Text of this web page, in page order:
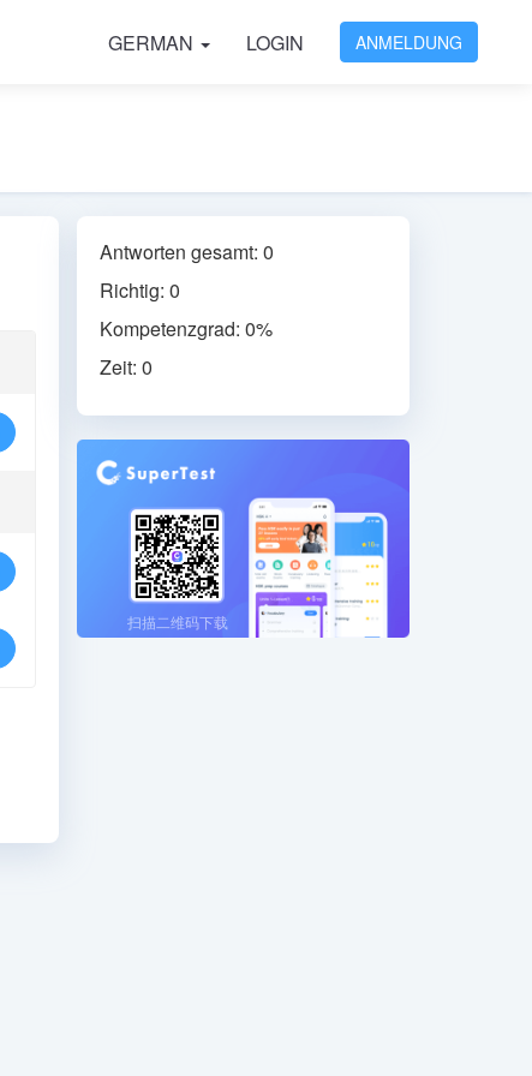
GERMAN LOGIN ANMELDUNG
Antworten gesamt: 0
Richtig: 0
Kompetenzgrad: 0%
Zeit: 0
扫描二维码下载